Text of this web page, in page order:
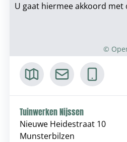
U gaat hiermee akkoord met
©
Tuinwerken Nijssen
Nieuwe Heidestraat 10
Munsterbilzen